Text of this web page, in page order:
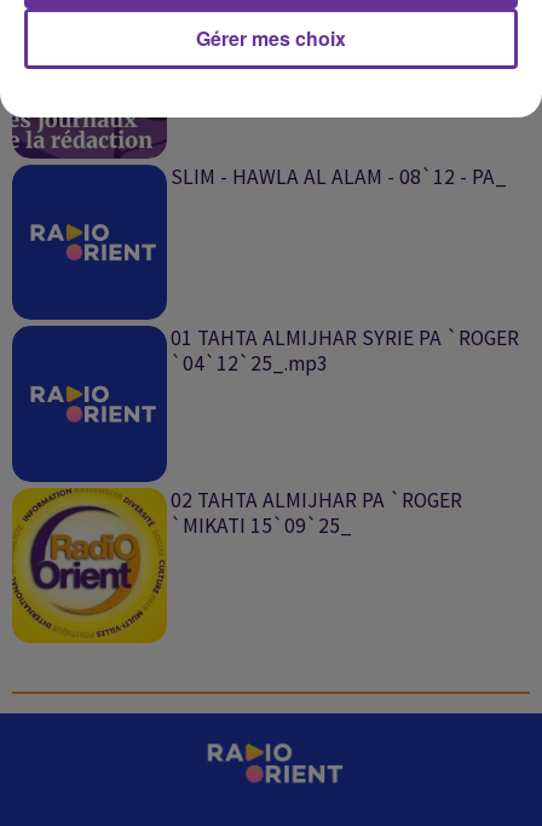
002 TAHTA ALMIJHAR `ROGER`MAZEN
08`01`25_
SLIM - HAWLA AL ALAM - 08`12 - PA_
01 TAHTA ALMIJHAR SYRIE PA `ROGER
`04`12`25_.mp3
02 TAHTA ALMIJHAR PA `ROGER
`MIKATI 15`09`25_
Gérer mes choix